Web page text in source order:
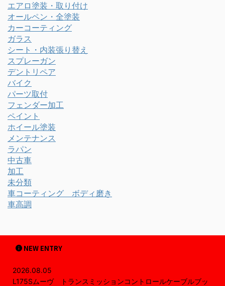
エアロ塗装・取り付け
オールペン・全塗装
カーコーティング
ガラス
シート・内装張り替え
スプレーガン
デントリペア
バイク
パーツ取付
フェンダー加工
ペイント
ホイール塗装
メンテナンス
ラパン
中古車
加工
未分類
車コーティング ボディ磨き
車高調
NEW ENTRY
2026.08.05
L175Sムーヴ トランスミッションコントロールケーブルブッ